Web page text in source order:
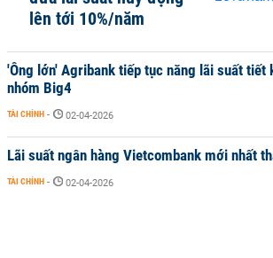
lên tới 10%/năm
'Ông lớn' Agribank tiếp tục năng lãi suất tiết
nhóm Big4
TÀI CHÍNH - 02-04-2026
Lãi suất ngân hàng Vietcombank mới nhất
TÀI CHÍNH - 02-04-2026